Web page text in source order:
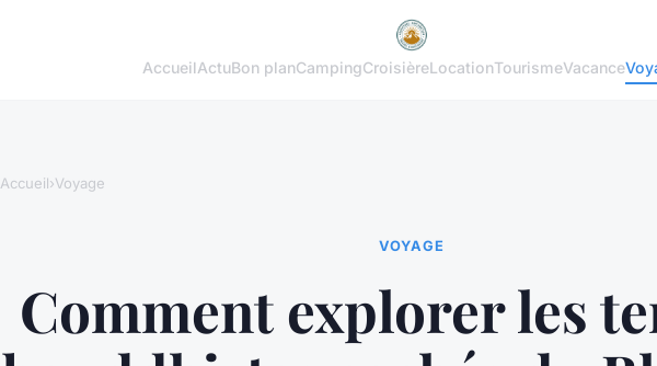
AccueilActuBon planCampingCroisièreLocationTourismeVacance
Accueil›Voyage
VOYAGE
Comment explorer les